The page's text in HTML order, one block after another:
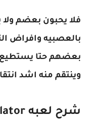
فلا يحبون بعضم ولا
بالعصبيه وافراض
بعضهم حتا يستطيع
وينتقم منه اشد
شرح لعبه Dinosaur City Simulator